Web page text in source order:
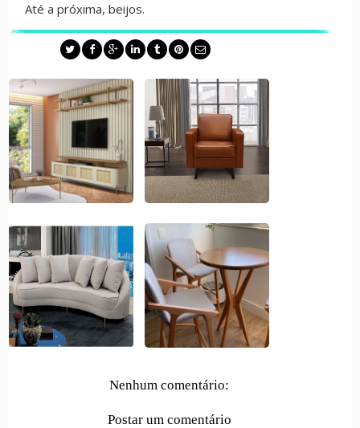
Até a próxima, beijos.
Nenhum comentário:
Postar um comentário